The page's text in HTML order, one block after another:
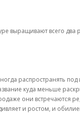
выращивают всего два
распространять
куда меньше
они встречаются
и ростом, и